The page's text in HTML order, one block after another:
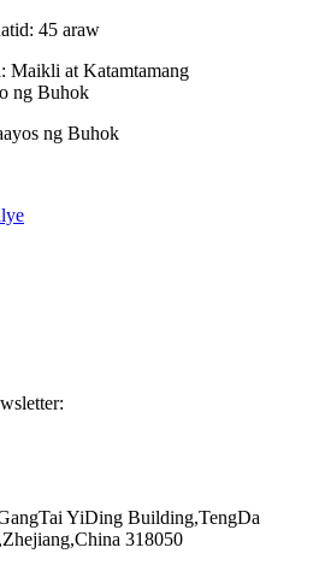
45 araw
Maikli at Katamtamang
ng Buhok
ng Buhok
YiDing Building,TengDa
318050